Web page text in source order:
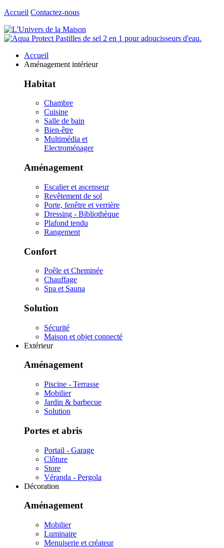
Accueil Contactez-nous
Accueil
Aménagement intérieur
Habitat
Chambre
Cuisine
Salle de bain
Bien-être
Multimédia et
Electroménager
Aménagement
Escalier et ascenseur
Revêtement de sol
Porte, fenêtre et verrière
Dressing - Bibliothèque
Plafond tendu
Rangement
Confort
Poêle et Cheminée
Chauffage
Spa et Sauna
Solution
Sécurité
Maison et objet connecté
Extérieur
Aménagement
Piscine - Terrasse
Mobilier
Jardin & barbecue
Solution
Portes et abris
Portail - Garage
Clôture
Store
Véranda - Pergola
Décoration
Aménagement
Mobilier
Luminaire
Menuiserie et créateur